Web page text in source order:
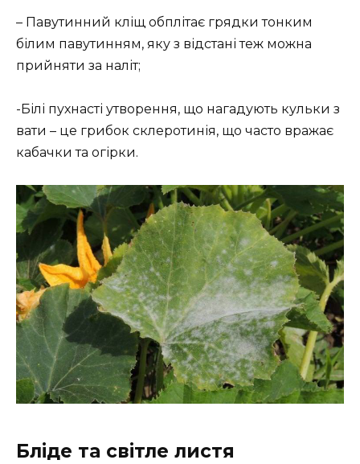
– Павутинний кліщ обплітає грядки тонким
білим павутинням, яку з відстані теж можна
прийняти за наліт;
-Білі пухнасті утворення, що нагадують кульки з
вати – це грибок склеротинія, що часто вражає
кабачки та огірки.
Бліде та світле листя